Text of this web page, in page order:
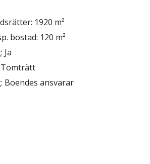
1920 m²
bostad: 120 m²
Ja
Tomträtt
Boendes ansvarar